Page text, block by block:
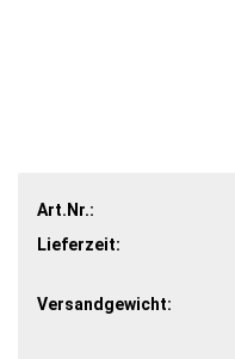
Art.Nr.:
Lieferzeit:
Versandgewicht: